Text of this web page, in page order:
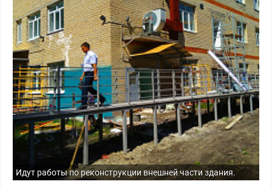
Идут работы по реконструкции внешней части здания.